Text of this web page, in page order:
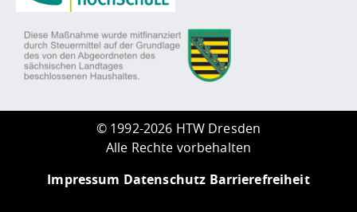
© 1992-2026 HTW Dresden
Alle Rechte vorbehalten
Impressum Datenschutz Barrierefreiheit